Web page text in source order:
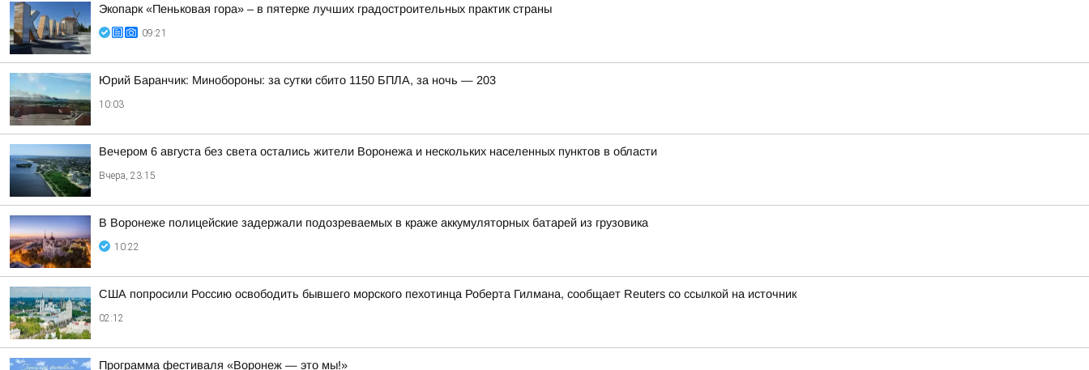
Экопарк «Пеньковая гора» – в пятерке лучших градостроительных практик страны
09:21
Юрий Баранчик: Минобороны: за сутки сбито 1150 БПЛА, за ночь — 203
10:03
Вечером 6 августа без света остались жители Воронежа и нескольких населенных пунктов в области
Вчера, 23:15
В Воронеже полицейские задержали подозреваемых в краже аккумуляторных батарей из грузовика
10:22
США попросили Россию освободить бывшего морского пехотинца Роберта Гилмана, сообщает Reuters со ссылкой на источник
02:12
Программа фестиваля «Воронеж — это мы!»